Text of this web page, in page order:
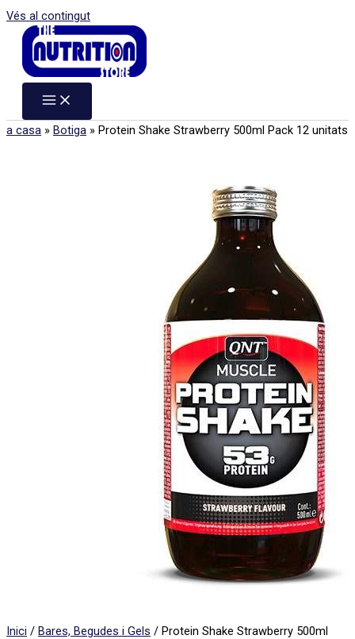
Vés al contingut
a casa » Botiga » Protein Shake Strawberry 500ml Pack 12 unitats
Inici / Bares, Begudes i Gels / Protein Shake Strawberry 500ml